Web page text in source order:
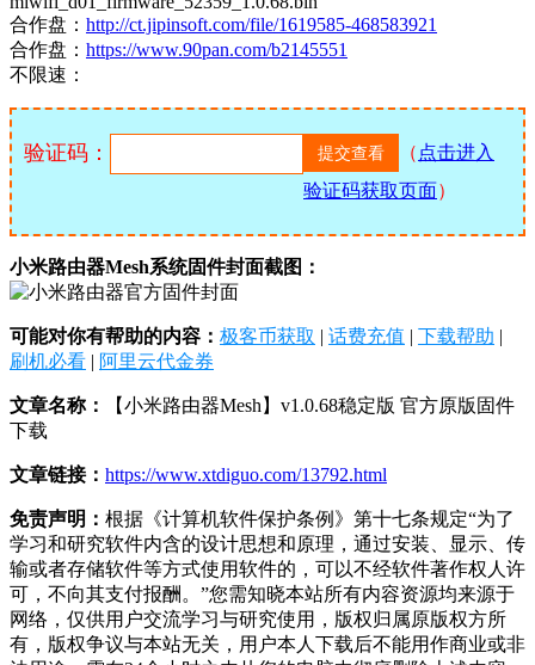
合作盘： http://ct.jipinsoft.com/file/1619585-468583921
合作盘： https://www.90pan.com/b2145551
不限速：
验证码： （ 点击进入
验证码获取页面）
小米路由器Mesh系统固件封面截图：
可能对你有帮助的内容： 极客币获取 | 话费充值 | 下载帮助 |
刷机必看 | 阿里云代金券
文章名称：
【小米路由器Mesh】v1.0.68稳定版 官方原版固件
下载
文章链接： https://www.xtdiguo.com/13792.html
免责声明： 根据《计算机软件保护条例》第十七条规定“为了
学习和研究软件内含的设计思想和原理，通过安装、显示、传
输或者存储软件等方式使用软件的，可以不经软件著作权人许
可，不向其支付报酬。”您需知晓本站所有内容资源均来源于
网络，仅供用户交流学习与研究使用，版权归属原版权方所
有，版权争议与本站无关，用户本人下载后不能用作商业或非